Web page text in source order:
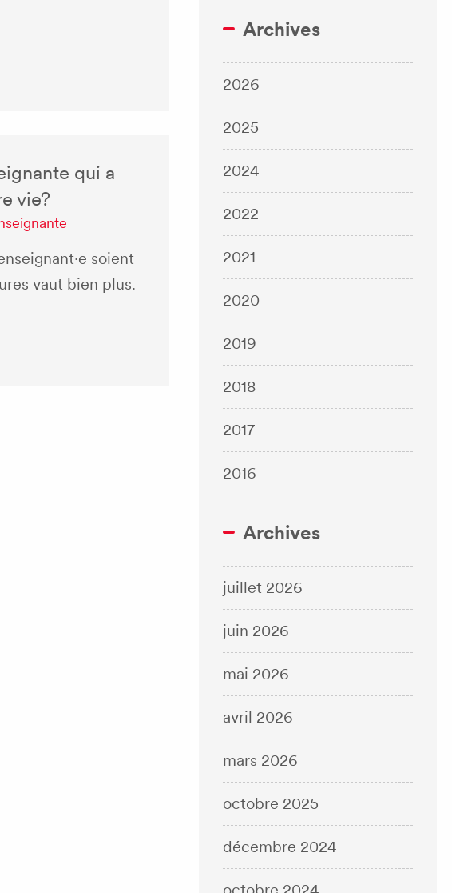
qui a
vie?
soient
vaut bien plus.
Archives
2026
2025
2024
2022
2021
2020
2019
2018
2017
2016
Archives
juillet 2026
juin 2026
mai 2026
avril 2026
mars 2026
octobre 2025
décembre 2024